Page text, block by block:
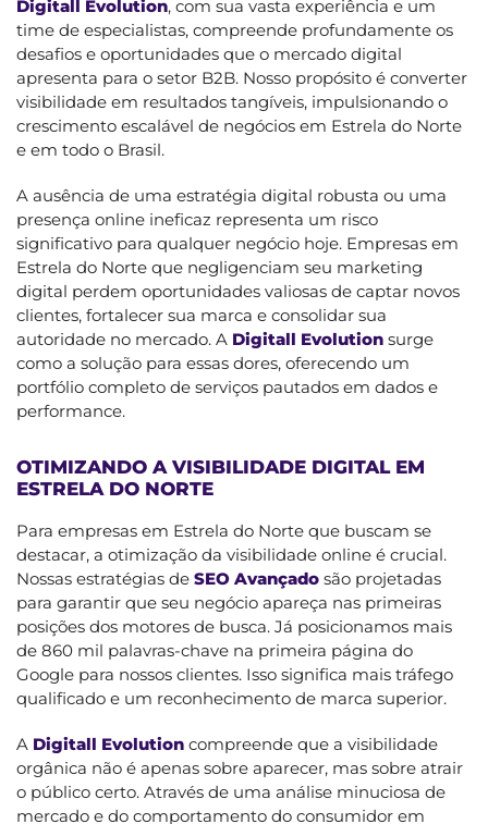
Digitall Evolution, com sua vasta experiência e um
time de especialistas, compreende profundamente os
desafios e oportunidades que o mercado digital
apresenta para o setor B2B. Nosso propósito é converter
visibilidade em resultados tangíveis, impulsionando o
crescimento escalável de negócios em Estrela do Norte
e em todo o Brasil.
A ausência de uma estratégia digital robusta ou uma
presença online ineficaz representa um risco
significativo para qualquer negócio hoje. Empresas em
Estrela do Norte que negligenciam seu marketing
digital perdem oportunidades valiosas de captar novos
clientes, fortalecer sua marca e consolidar sua
autoridade no mercado. A Digitall Evolution surge
como a solução para essas dores, oferecendo um
portfólio completo de serviços pautados em dados e
performance.
OTIMIZANDO A VISIBILIDADE DIGITAL EM
ESTRELA DO NORTE
Para empresas em Estrela do Norte que buscam se
destacar, a otimização da visibilidade online é crucial.
Nossas estratégias de SEO Avançado são projetadas
para garantir que seu negócio apareça nas primeiras
posições dos motores de busca. Já posicionamos mais
de 860 mil palavras-chave na primeira página do
Google para nossos clientes. Isso significa mais tráfego
qualificado e um reconhecimento de marca superior.
A Digitall Evolution compreende que a visibilidade
orgânica não é apenas sobre aparecer, mas sobre atrair
o público certo. Através de uma análise minuciosa de
mercado e do comportamento do consumidor em